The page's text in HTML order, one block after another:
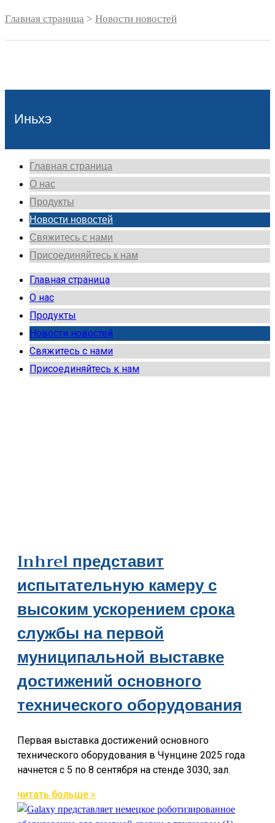
Главная страница > Новости новостей
Иньхэ
Главная страница
О нас
Продукты
Новости новостей
Свяжитесь с нами
Присоединяйтесь к нам
Главная страница
О нас
Продукты
Новости новостей
Свяжитесь с нами
Присоединяйтесь к нам
Inhrel представит
испытательную камеру с
высоким ускорением срока
службы на первой
муниципальной выставке
достижений основного
технического оборудования
Первая выставка достижений основного
технического оборудования в Чунцине 2025 года
начнется с 5 по 8 сентября на стенде 3030, зал.
читать больше »